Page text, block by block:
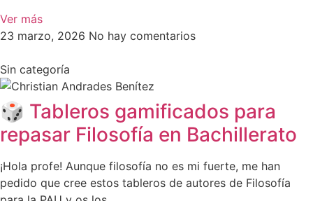
Ver más
23 marzo, 2026 No hay comentarios
Sin categoría
🎲 Tableros gamificados para
repasar Filosofía en Bachillerato
¡Hola profe! Aunque filosofía no es mi fuerte, me han
pedido que cree estos tableros de autores de Filosofía